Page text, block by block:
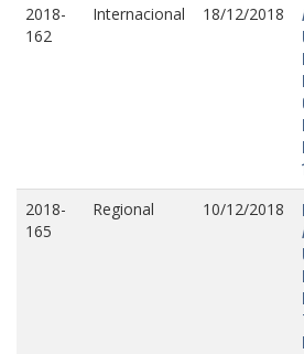
2018-
162
Internacional 18/12/2018
2018-
165
Regional 10/12/2018